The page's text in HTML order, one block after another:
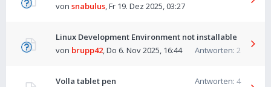
von snabulus,Fr 19. Dez 2025, 03:27
Linux Development Environment not installable
Antworten: 2
von brupp42,Do 6. Nov 2025, 16:44
Volla tablet pen Antworten: 4